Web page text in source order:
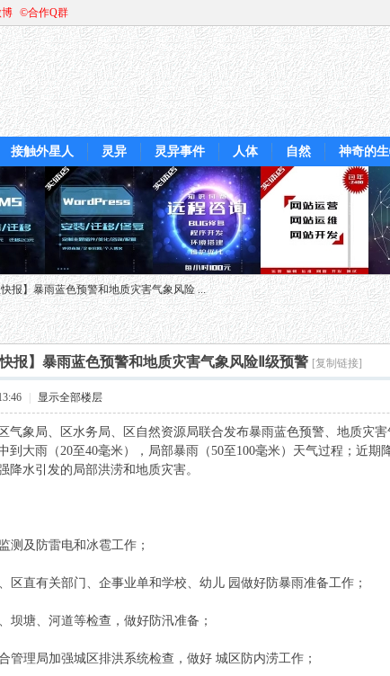
©合作Q群
接触外星人 灵异 灵异事件 人体 自然 神奇的
报】暴雨蓝色预警和地质灾害气象风险 ...
报】暴雨蓝色预警和地质灾害气象风险Ⅱ级预警 [复制链接]
显示全部楼层
气象局、区水务局、区自然资源局联合发布暴雨蓝色预警、 地质灾
到大雨（20至40毫米），局部暴雨（50至100毫米）天气过程；近
降水引发的局部洪涝和地质灾害。
测及防雷电和冰雹工作；
区直有关部门、企事业单和学校、幼儿 园做好防暴雨准备工作；
坝塘、河道等检查，做好防汛准备；
管理局加强城区排洪系统检查，做好 城区防内涝工作；